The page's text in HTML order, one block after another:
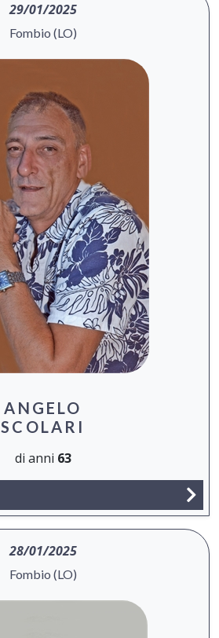
29/01/2025
Fombio (LO)
ANGELO
SCOLARI
di anni 63
28/01/2025
Fombio (LO)